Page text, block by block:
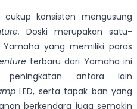
konsisten mengusung
Doski merupakan satu-
yang memiliki paras
terbaru dari Yamaha ini
antara lain
LED, serta tapak ban yang
berkendara juga semakin